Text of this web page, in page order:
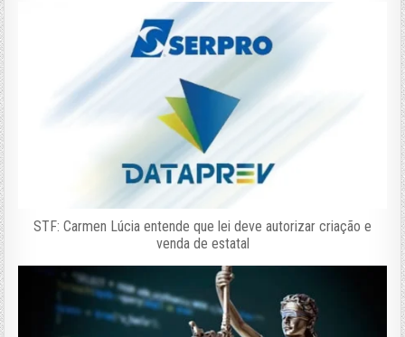
STF: Carmen Lúcia entende que lei deve autorizar criação e
venda de estatal